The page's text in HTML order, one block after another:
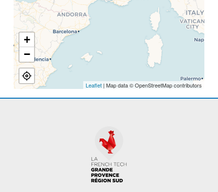
+
−
Leaflet| Map data © OpenStreetMap contributors